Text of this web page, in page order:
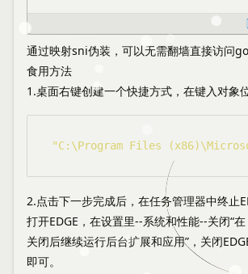
通过映射sni伪装，可以无需翻墙直接访问
食用方法
1.桌面右键创建一个快捷方式，在键入对象
"C:\Program Files
2.点击下一步完成后，在任务管理器中终止
打开EDGE，在设置里--系统和性能--关闭“
关闭后继续运行后台扩展和应用”，关闭
即可。